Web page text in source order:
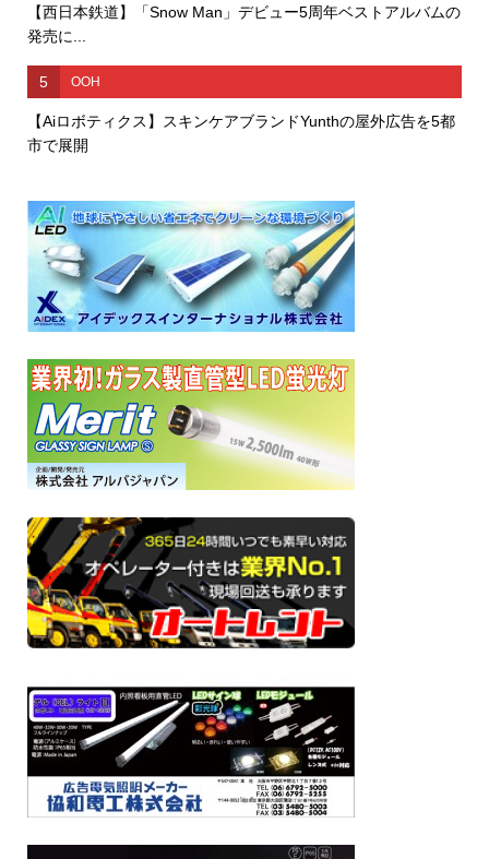
【西日本鉄道】「Snow Man」デビュー5周年ベストアルバムの
発売に...
5 OOH
【Aiロボティクス】スキンケアブランドYunthの屋外広告を5都
市で展開